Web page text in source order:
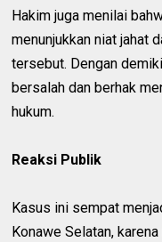
Hakim juga menilai
menunjukkan niat jahat
tersebut. Dengan
bersalah dan berhak
hukum.
Reaksi Publik
Kasus ini sempat
Konawe Selatan,